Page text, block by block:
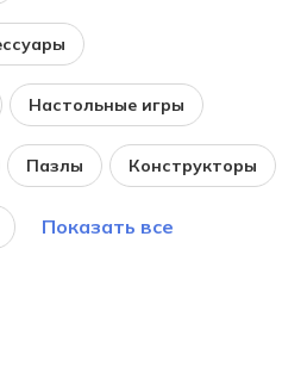
Настольные игры
Пазлы Конструкторы
Показать все